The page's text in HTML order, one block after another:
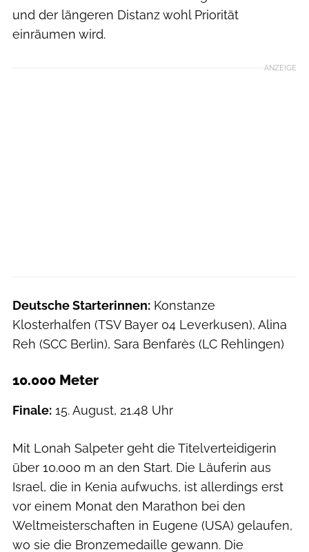
und der längeren Distanz wohl Priorität
einräumen wird.
ANZEIGE
Deutsche Starterinnen: Konstanze
Klosterhalfen (TSV Bayer 04 Leverkusen), Alina
Reh (SCC Berlin), Sara Benfarès (LC Rehlingen)
10.000 Meter
Finale: 15. August, 21.48 Uhr
Mit Lonah Salpeter geht die Titelverteidigerin
über 10.000 m an den Start. Die Läuferin aus
Israel, die in Kenia aufwuchs, ist allerdings erst
vor einem Monat den Marathon bei den
Weltmeisterschaften in Eugene (USA) gelaufen,
wo sie die Bronzemedaille gewann. Die